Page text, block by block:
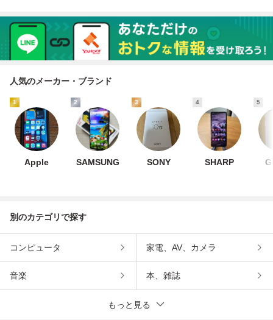
人気のメーカー・ブランド
1
Apple
2
SAMSUNG
3
SONY
4
SHARP
5
別のカテゴリで探す
コンピュータ 家電、AV、カメラ
音楽 本、雑誌
もっと見る